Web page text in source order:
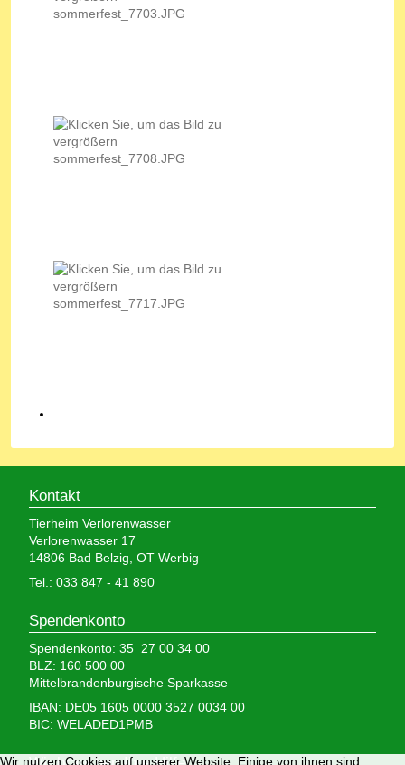
Kontakt
Tierheim Verlorenwasser
Verlorenwasser 17
14806 Bad Belzig, OT Werbig
Tel.: 033 847 - 41 890
Spendenkonto
Spendenkonto: 35 27 00 34 00
BLZ: 160 500 00
Mittelbrandenburgische Sparkasse
IBAN: DE05 1605 0000 3527 0034 00
BIC: WELADED1PMB
Wir nutzen Cookies auf unserer Website. Einige von ihnen sind